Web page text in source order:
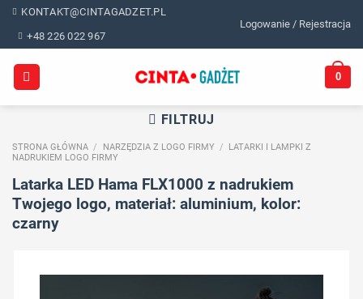
Skip
content
KONTAKT@CINTAGADZET.PL
+48 226 022 967
Logowanie / Rejestracja
0
FILTRUJ
STRONA GŁÓWNA / NARZĘDZIA Z LOGO FIRMY /
LATARKI I LAMPKI Z
NADRUKIEM LOGO FIRMY
Latarka LED Hama FLX1000 z nadrukiem
Twojego logo, materiał: aluminium, kolor:
czarny